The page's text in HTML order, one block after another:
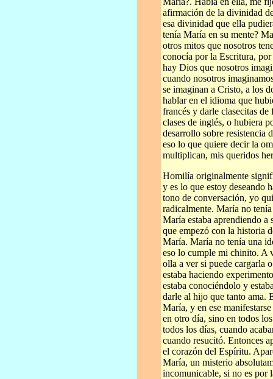
afirmación de la divinidad
esa divinidad que ella
tenía María en su mente?
otros mitos que nosotros
conocía por la Escritura,
hay Dios que nosotros
cuando nosotros
se imaginan a Cristo, a los
hablar en el idioma que
francés y darle clasecitas
clases de inglés, o hubiera
desarrollo sobre resistencia
eso lo que quiere decir la
multiplican, mis queridos
Homilía originalmente
y es lo que estoy deseando
tono de conversación, yo
radicalmente. María no
María estaba aprendiendo
que empezó con la historia
María. María no tenía una
eso lo cumple mi chinito. A
olla a ver si puede cargarla
estaba haciendo
estaba conociéndolo y
darle al hijo que tanto ama.
María, y en ese
en otro día, sino en todos
todos los días, cuando
cuando resucitó. Entonces
el corazón del Espíritu.
María, un misterio
incomunicable, si no es por